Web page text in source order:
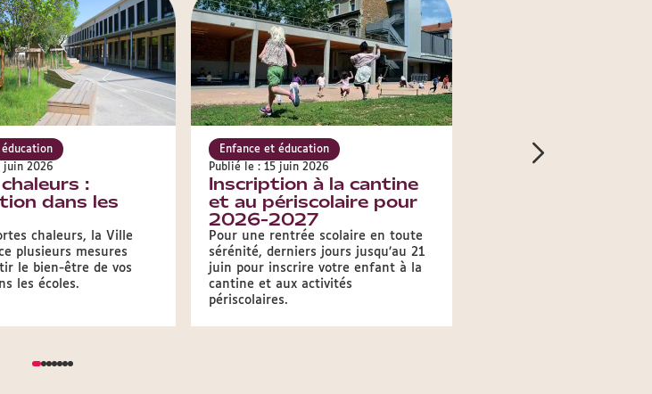
éducation
juin 2026
:
dans les
chaleurs, la Ville
plusieurs mesures
le bien-être de vos
les écoles.
Enfance et éducation
Publié le : 15 juin 2026
Inscription à la cantine
et au périscolaire pour
2026-2027
Pour une rentrée scolaire en toute
sérénité, derniers jours jusqu’au 21
juin pour inscrire votre enfant à la
cantine et aux activités
périscolaires.
Enfance et éducation